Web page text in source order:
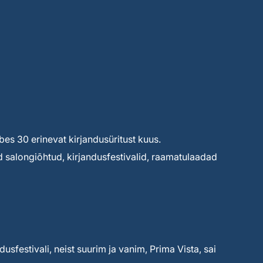
30 erinevat kirjandusüritust kuus.
salongiõhtud, kirjandusfestivalid, raamatulaadad
neist suurim ja vanim, Prima Vista, sai